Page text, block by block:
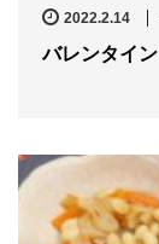
2022.2.14
バレンタイン